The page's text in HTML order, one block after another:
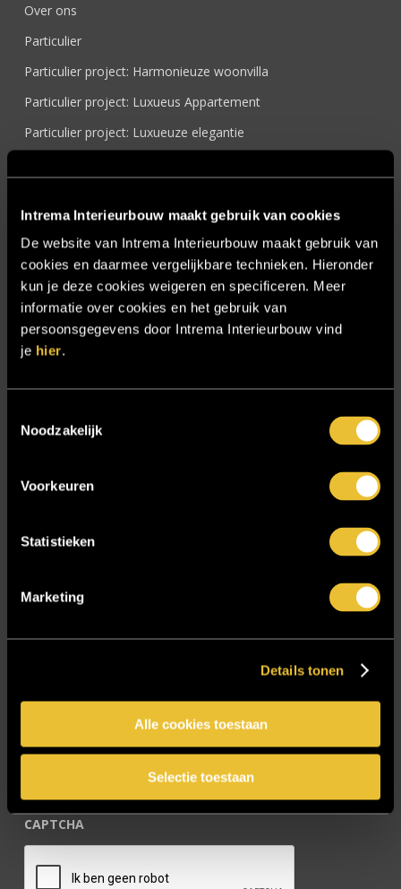
Intrema Interieurbouw maakt gebruik van cookies
De website van Intrema Interieurbouw maakt gebruik van
cookies en daarmee vergelijkbare technieken. Hieronder
kun je deze cookies weigeren en specificeren. Meer
informatie over cookies en het gebruik van
persoonsgegevens door Intrema Interieurbouw vind
je hier.
Noodzakelijk
Voorkeuren
Statistieken
Marketing
Details tonen
Alle cookies toestaan
Selectie toestaan
Over ons
Particulier
Particulier project: Harmonieuze woonvilla
Particulier project: Luxueus Appartement
Particulier project: Luxueuze elegantie
Particulier project: Woonvilla met exclusief maatwerk
Projecten
Referenties
Samenwerken
Sensire
Trebbe MiddenWest
Zakelijk
CAPTCHA